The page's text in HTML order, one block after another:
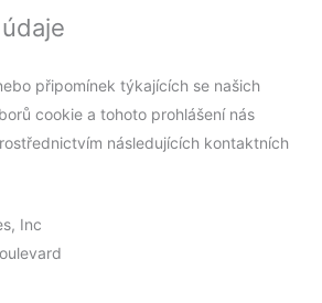
připomínek týkajících se našich
cookie a tohoto prohlášení nás
následujících kontaktních
Inc